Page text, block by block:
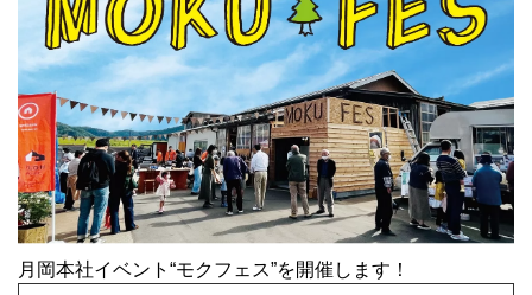
月岡本社イベント“モクフェス”を開催します！